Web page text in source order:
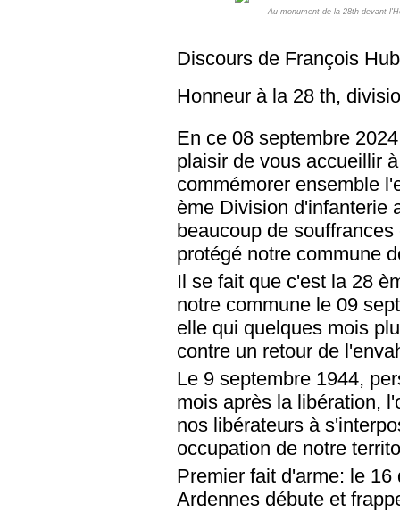
Au monument de la 28th devant
Discours de François
Honneur à la 28 th,
En ce 08 septembre
plaisir de vous accueillir
commémorer ensemble
ème Division d'infanterie
beaucoup de
protégé notre commune
Il se fait que c'est la 28
notre commune le 09
elle qui quelques mois
contre un retour de
Le 9 septembre 1944,
mois après la libération,
nos libérateurs à
occupation de notre
Premier fait d'arme: le
Ardennes débute et